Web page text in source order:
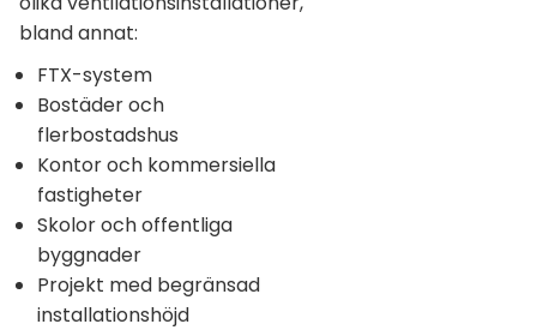
bland annat:
FTX-system
Bostäder och
flerbostadshus
Kontor och kommersiella
fastigheter
Skolor och offentliga
byggnader
Projekt med begränsad
installationshöjd